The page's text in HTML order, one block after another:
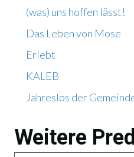
(was) uns hoffen lässt!
Das Leben von Mose
Erlebt
KALEB
Jahreslos der
Weitere